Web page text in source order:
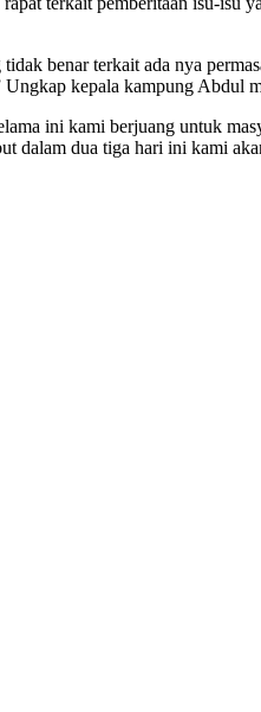
benar terkait ada nya
Ungkap kepala kampung Abdul
ini kami berjuang untuk
dalam dua tiga hari ini kami